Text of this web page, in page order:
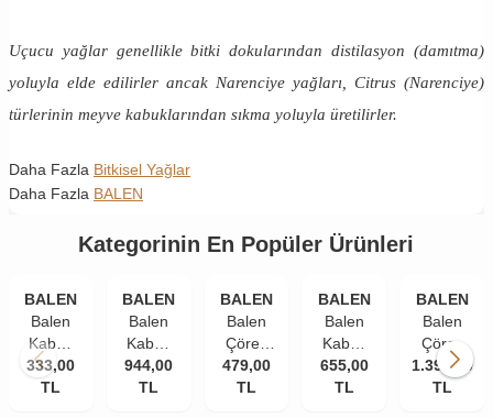
Uçucu yağlar genellikle bitki dokularından distilasyon (damıtma)
yoluyla elde edilirler ancak Narenciye yağları, Citrus (Narenciye)
türlerinin meyve kabuklarından sıkma yoluyla üretilirler.
Daha Fazla Bitkisel Yağlar
Daha Fazla BALEN
Kategorinin En Popüler Ürünleri
BALEN
Balen
Kabak
Çekirdeği
Yağı
333,00
TL
BALEN
Balen
Kabak
Çekirdeği
Yağı
944,00
TL
BALEN
Balen
Çörek
Otu
Yağı
479,00
TL
BALEN
Balen
Kabak
Çekirdeği
Yağı
655,00
TL
BALEN
Balen
Çörek
Otu
Yağı
1.399,00
TL